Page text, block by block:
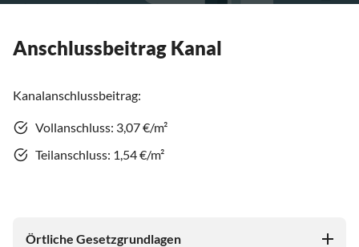
Anschlussbeitrag Kanal
Kanalanschlussbeitrag:
Vollanschluss: 3,07 €/m²
Teilanschluss: 1,54 €/m²
Örtliche Gesetzgrundlagen